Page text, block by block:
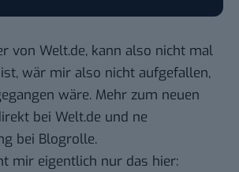
von Welt.de, kann also nicht mal
wär mir also nicht aufgefallen,
wäre. Mehr zum neuen
bei Welt.de und ne
bei Blogrolle.
mir eigentlich nur das hier: